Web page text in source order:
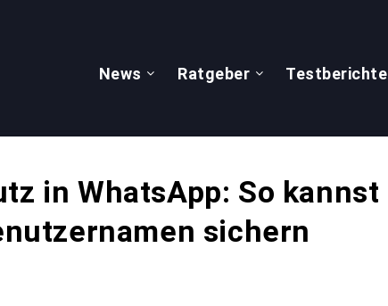
News Ratgeber Testberichte
in WhatsApp: So kannst
sichern